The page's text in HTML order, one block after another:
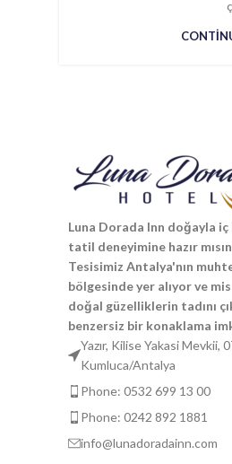
Luna Dorada Inn doğayla
tatil deneyimine hazır
Tesisimiz Antalya'nın
bölgesinde yer alıyor ve
doğal güzelliklerin tadını
benzersiz bir konaklama
Yazır, Kilise Yakasi Mevkii,
Kumluca/Antalya
Phone: 0532 699 13 00
Phone: 0242 892 1881
info@lunadoradainn.com